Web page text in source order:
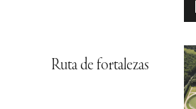
Ruta de fortalezas